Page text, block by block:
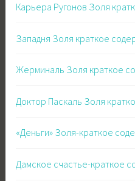
Карьера Ругонов Золя
Западня Золя краткое
Жерминаль Золя краткое
Доктор Паскаль Золя
«Деньги» Золя-краткое
Дамское счастье-краткое